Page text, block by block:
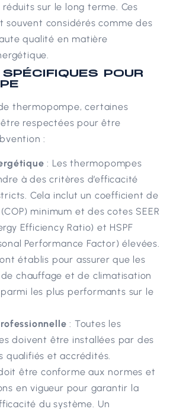
réduits sur le long terme. Ces
souvent considérés comme des
qualité en matière
POUR
thermopompe, certaines
respectées pour être
:
: Les thermopompes
à des critères d’efficacité
Cela inclut un coefficient de
minimum et des cotes SEER
Efficiency Ratio) et HSPF
Performance Factor) élevées.
établis pour assurer que les
chauffage et de climatisation
les plus performants sur le
: Toutes les
doivent être installées par des
qualifiés et accrédités.
être conforme aux normes et
en vigueur pour garantir la
du système. Un